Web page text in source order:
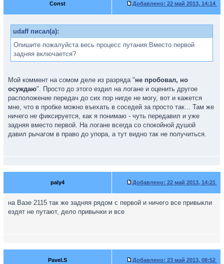
Const Добавлено: 22 май 2013, 14:14
udaff писал(а):
Опишите пожалуйста весь процесс путания:Вместо первой
задняя включается?
Мой коммент на сомом деле из разряда "не пробовал, но
осуждаю". Просто до этого ездил на логане и оценить другое
расположение передач до сих пор нигде не могу, вот и кажется
мне, что в пробке можно въехать в соседей за просто так... Там же
ничего не фиксируется, как я понимаю - чуть передавил и уже
задняя вместо первой. На логане всегда со спокойной душой
давил рычагом в право до упора, а тут видно так не получиться.
paly4 Добавлено: 22 май 2013, 14:21
на Вазе 2115 так же задняя рядом с первой и ничего все привыкли
ездят не путают, дело привычки и все
Pavel.S Добавлено: 23 май 2013, 08:52